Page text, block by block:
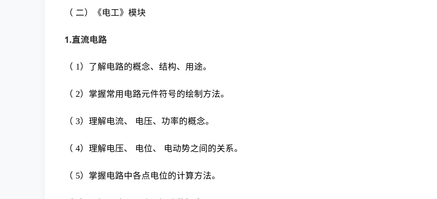
（ 二）《电工》模块
1.直流电路
（ 1）了解电路的概念、结构、用途。
（ 2）掌握常用电路元件符号的绘制方法。
（ 3）理解电流、 电压、功率的概念。
（ 4）理解电压、 电位、 电动势之间的关系。
（ 5）掌握电路中各点电位的计算方法。